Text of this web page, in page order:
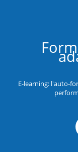
E-learning: l'auto-